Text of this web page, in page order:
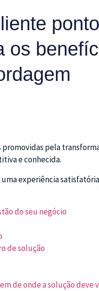
os
pela
e conhecida.
experiência
do seu negócio
de solução
de onde a solução deve